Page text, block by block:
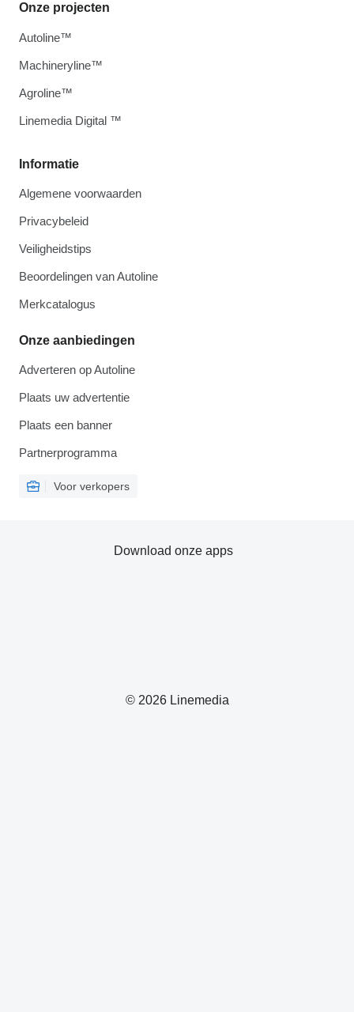
Informatie
Algemene voorwaarden
Privacybeleid
Veiligheidstips
Beoordelingen van Autoline
Merkcatalogus
Onze aanbiedingen
Adverteren op Autoline
Plaats uw advertentie
Plaats een banner
Partnerprogramma
Voor verkopers
Onze projecten
Autoline™
Machineryline™
Agroline™
Linemedia Digital ™
© 2026 Linemedia
Download onze apps